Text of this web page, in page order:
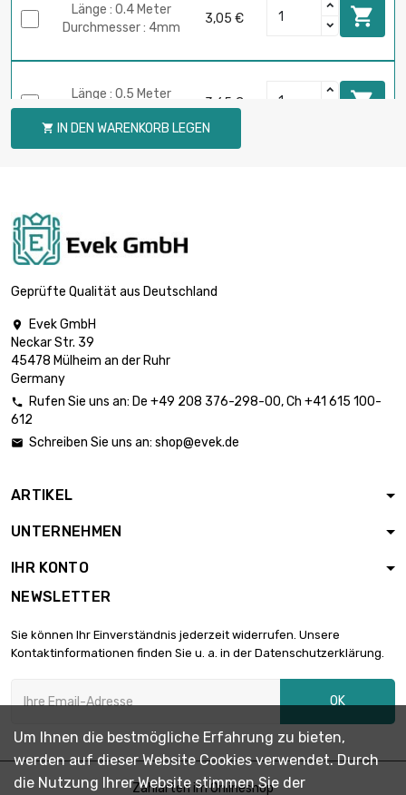
Länge : 0.4 Meter
Durchmesser : 4mm
3,05 € 
Länge : 0.5 Meter
Durchmesser : 4mm
3,65 € 
Länge : 0.02 Meter
Durchmesser : 5mm
Durchmesser : 5mm
0,83 €
Durchmesser : 5mm
Länge : 0.2 Meter
Durchmesser : 5mm
Länge : 0.4 Meter
Durchmesser : 5mm
4,00 €
 IN DEN WARENKORB LEGEN
Geprüfte Qualität aus Deutschland

Evek GmbH
Neckar Str. 39
45478 Mülheim an der Ruhr
Germany
 Rufen Sie uns an: De +49 208 376-298-00, Ch +41 615 100-
612
 Schreiben Sie uns an: shop@evek.de
ARTIKEL
UNTERNEHMEN
IHR KONTO
NEWSLETTER
Sie können Ihr Einverständnis jederzeit widerrufen. Unsere
Kontaktinformationen finden Sie u. a. in der Datenschutzerklärung.
OK
Zahlarten im Onlineshop
Um Ihnen die bestmögliche Erfahrung zu bieten,
werden auf dieser Website Cookies verwendet. Durch
die Nutzung Ihrer Website stimmen Sie der